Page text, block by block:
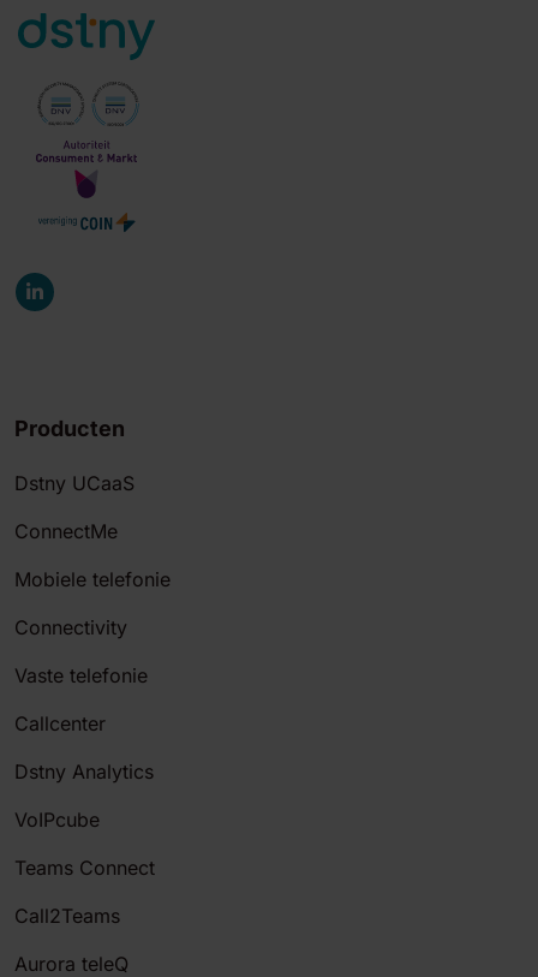
Producten
Dstny UCaaS
ConnectMe
Mobiele telefonie
Connectivity
Vaste telefonie
Callcenter
Dstny Analytics
VoIPcube
Teams Connect
Call2Teams
Aurora teleQ